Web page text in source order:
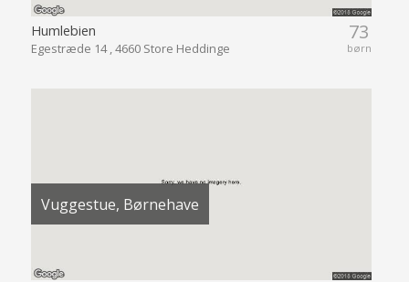
73
børn
Humlebien
Egestræde 14 , 4660 Store Heddinge
Vuggestue, Børnehave